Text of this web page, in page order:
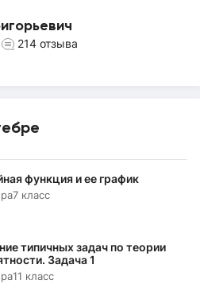
214 отзыва
функция и ее график
7 класс
типичных задач по теории
Задача 1
11 класс